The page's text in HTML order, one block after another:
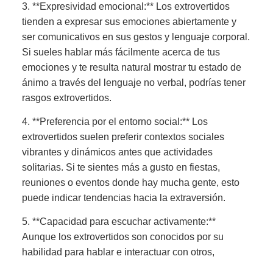
3. **Expresividad emocional:** Los extrovertidos
tienden a expresar sus emociones abiertamente y
ser comunicativos en sus gestos y lenguaje corporal.
Si sueles hablar más fácilmente acerca de tus
emociones y te resulta natural mostrar tu estado de
ánimo a través del lenguaje no verbal, podrías tener
rasgos extrovertidos.
4. **Preferencia por el entorno social:** Los
extrovertidos suelen preferir contextos sociales
vibrantes y dinámicos antes que actividades
solitarias. Si te sientes más a gusto en fiestas,
reuniones o eventos donde hay mucha gente, esto
puede indicar tendencias hacia la extraversión.
5. **Capacidad para escuchar activamente:**
Aunque los extrovertidos son conocidos por su
habilidad para hablar e interactuar con otros,